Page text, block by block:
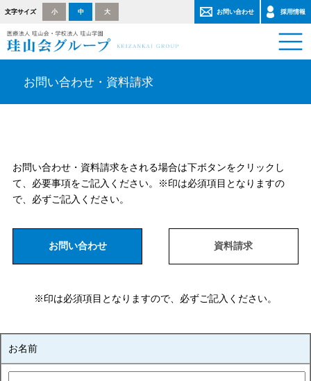
文字サイズ 小 中 大 お問い合わせ 採用情報
お問い合わせ・資料請求
お問い合わせ・資料請求をされる場合は下ボタンをクリックし
て、必要事項をご記入ください。※印は必須項目となりますの
で、必ずご記入ください。
お問い合わせ 資料請求
※印は必須項目となりますので、必ずご記入ください。
お名前